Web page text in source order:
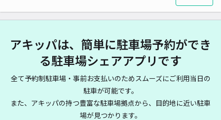
アキッパは、簡単に駐車場予約ができ
る駐車場シェアアプリです
全て予約制駐車場・事前お支払いのためスムーズにご利用当日の
駐車が可能です。
また、アキッパの持つ豊富な駐車場拠点から、目的地に近い駐車
場が見つかります。